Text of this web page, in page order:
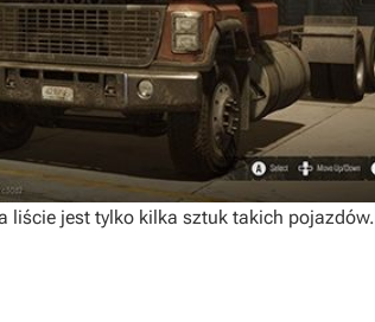
liście jest tylko kilka sztuk takich pojazdów.